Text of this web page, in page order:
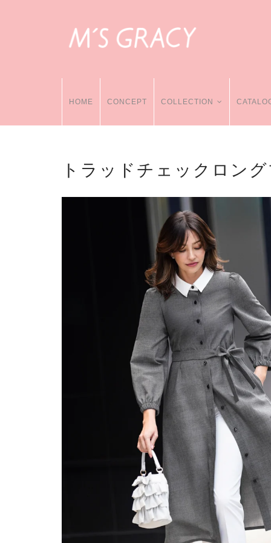
HOME CONCEPT COLLECTION
トラッドチェックロン